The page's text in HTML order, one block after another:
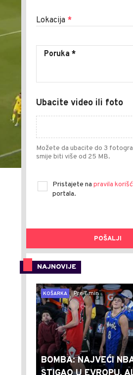
Lokacija *
Ubacite video ili foto
Možete da ubacite do 3
smije biti više od 25 MB.
Pristajete na pravila
portala.
POŠALJI
NAJNOVIJE
KOŠARKA
Pre 7 min
BOMBA: NAJVEĆI